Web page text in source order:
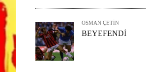
OSMAN ÇETİN
BEYEFENDİ